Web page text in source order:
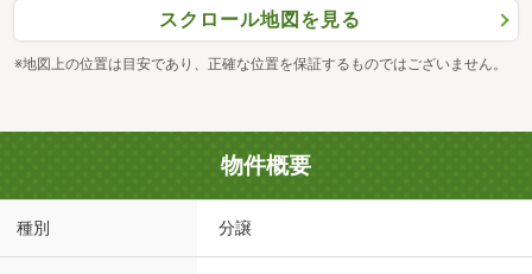
スクロール地図を見る
※地図上の位置は目安であり、正確な位置を保証するものではございません。
物件概要
種別 分譲